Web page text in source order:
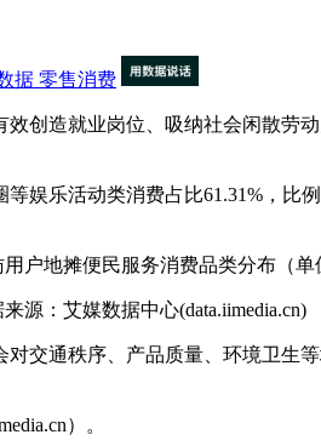
据 零售消费
造就业岗位、吸纳社会闲散劳
乐活动类消费占比61.31%，比
：艾媒数据中心(data.iimedia.cn)
通秩序、产品质量、环境卫生
）。